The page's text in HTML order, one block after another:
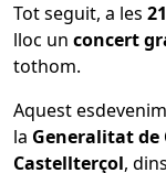
Tot seguit, a les
lloc un concert
tothom.
Aquest
la Generalitat de
Castellterçol,